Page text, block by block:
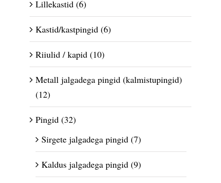
Lillekastid (6)
Kastid/kastpingid (6)
Riiulid / kapid (10)
Metall jalgadega pingid (kalmistupingid)
(12)
Pingid (32)
Sirgete jalgadega pingid (7)
Kaldus jalgadega pingid (9)